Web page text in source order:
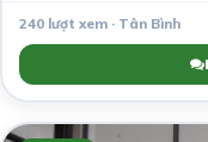
240 lượt xem · Tân Bình